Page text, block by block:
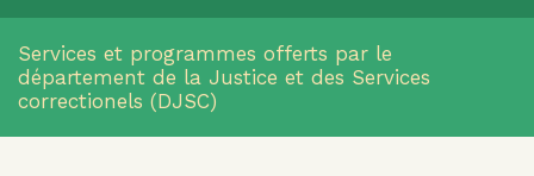
Services et programmes offerts par le
département de la Justice et des Services
correctionels (DJSC)